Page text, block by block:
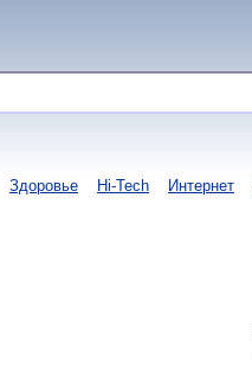
Здоровье Hi-Tech Интернет